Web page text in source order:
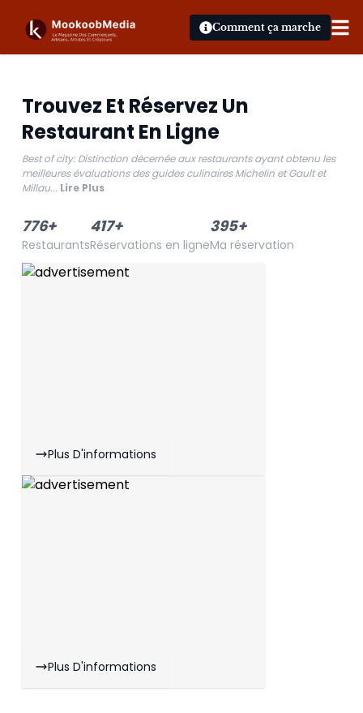
Comment ça marche
Trouvez Et Réservez Un
Restaurant En Ligne
Best of city: Distinction décernée aux restaurants ayant obtenu les
meilleures évaluations des guides culinaires Michelin et Gault et
Millau... Lire Plus
776+
Restaurants
417+
Réservations en ligne
395+
Ma réservation
Plus D'informations
Plus D'informations